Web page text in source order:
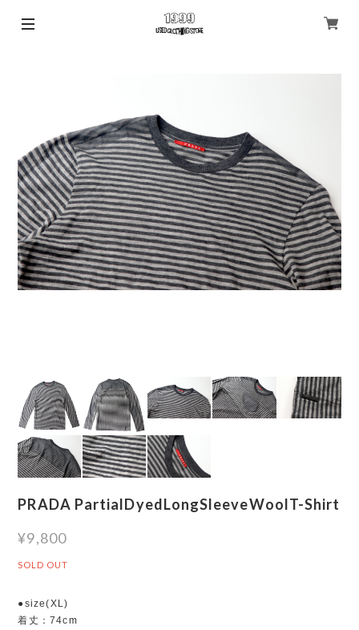
PRADA PartialDyedLongSleeveWoolT-Shirt
¥9,800
SOLD OUT
●size(XL)
着丈：74cm